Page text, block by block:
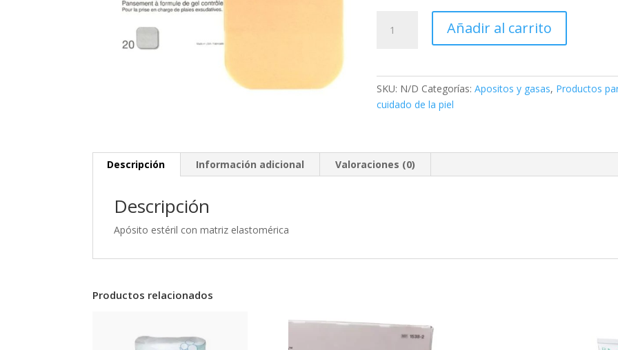
$11.990
DUODERM
Añadir al carrito
SKU: N/D Categorías:Apositos y gasas, Productos
cuidado de la piel
Descripción Información adicional Valoraciones (0)
Descripción
Apósito estéril con matriz elastomérica
Productos relacionados